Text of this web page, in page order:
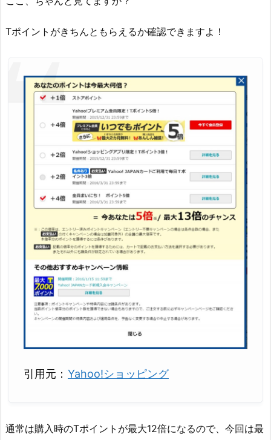
Tポイントがきちんともらえるか確認できますよ！
引用元： Yahoo!ショッピング
通常は購入時のTポイントが最大12倍になるので、今回は最